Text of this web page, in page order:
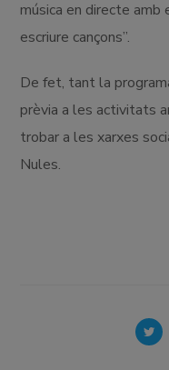
música en directe amb
escriure cançons”.
De fet, tant la
prèvia a les activitats
trobar a les xarxes
Nules.